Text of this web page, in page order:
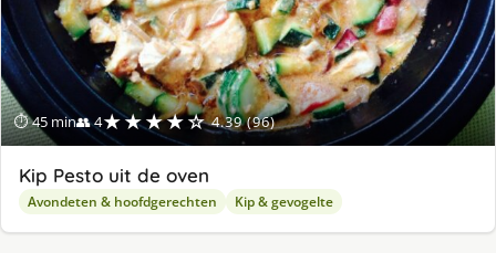
⏱ 45 min👥 4★★★★☆ 4.39 (96)
Kip Pesto uit de oven
Avondeten & hoofdgerechten Kip & gevogelte